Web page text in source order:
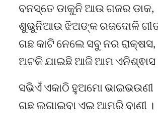
ବନସ୍ତେ ଡାକୁନି ଆଉ ଗଜର ଡାକ,
ଶୁଭୁନିଆଉ ଝିଅଙ୍କ ରଜଦୋଳି
ଗଛ କାଟି ନେଲେ ସବୁ ନର ରାକ୍ଷସ,
ଅଟକି ଯାଇଛି ଆଜି ଆମ
ସଭିଏଁ ଏକାଠି ହୁଅମୋ ଭାଇଭଉଣୀ
ଗଛ ଲଗାଇବା ଏଇ ଆମରି ବାଣୀ ।